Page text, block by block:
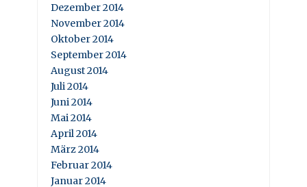
Dezember 2014
November 2014
Oktober 2014
September 2014
August 2014
Juli 2014
Juni 2014
Mai 2014
April 2014
März 2014
Februar 2014
Januar 2014